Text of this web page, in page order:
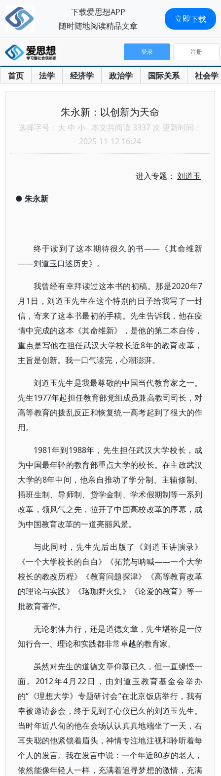
首页 法学 经济学 政治学 国际关系 社会学
登录 注册
朱永新：以创新为天命
选择字号： 大 中 小 本文共阅读 3337 次 更新时间：
2025-11-12 16:24
进入专题：刘道玉
● 朱永新
终于读到了这本期待很久的书——《其命维新
——刘道玉口述历史》。
我曾经有幸拜读过这本书的初稿。那是2020年7
月1日，刘道玉先生在这个特别的日子给我写了一封
信，寄来了这本书最初的手稿。先生告诉我，他在疫
情中完成的这本《其命维新》，是他的第二本自传，
重点是写他在担任武汉大学校长近8年的教育改革，
主旨是创新。我一口气读完，心潮澎湃。
刘道玉先生是我最尊敬的中国当代教育家之一。
先生1977年起担任教育部党组成员兼高教司司长，对
高等教育的拨乱反正和恢复统一高考起到了很大的作
用。
1981年到1988年，先生担任武汉大学校长，成
为中国最年轻的教育部重点大学的校长。在主政武汉
大学的8年中间，他亲自推动了学分制、主辅修制、
插班生制、导师制、贷学金制、学术假期制等一系列
改革，领风气之先，拉开了中国高校改革的序幕，成
为中国教育改革的一道亮丽风景。
与此同时，先生先后出版了《刘道玉讲演录》
《一个大学校长的自白》《拓荒与呐喊——一个大学
校长的教改历程》《教育问题探津》《高等教育改革
的理论与实践》《珞珈野火集》《论爱的教育》等一
批教育著作。
无论躬体力行，还是道德文章，先生堪称是一位
知行合一、理论和实践都非常卓越的教育家。
虽然对先生的道德文章仰慕已久，但一直缘悭一
面。2012年4月22日，由刘道玉教育基金会举办
的“《理想大学》专题研讨会”在北京饭店举行，我有
幸被邀请参会，终于见到了心仪已久的刘道玉先生。
当时年近八旬的他在会场认认真真地端坐了一天，右
耳失聪的他紧锁着眉头，神情专注地注视和聆听着每
个人的发言。我在发言中说：一个年近80岁的老人，
依然能像年轻人一样，充满着追寻梦想的激情，充满
下载爱思想APP
随时随地阅读精品文章
立即下载